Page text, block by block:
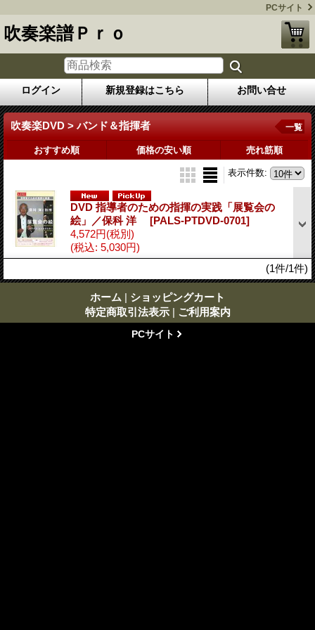
PCサイト
吹奏楽譜Ｐｒｏ
ログイン 新規登録はこちら お問い合せ
吹奏楽DVD > バンド＆指揮者 一覧
おすすめ順 価格の安い順 売れ筋順
表示件数:
DVD 指導者のための指揮の実践「展覧会の
絵」／保科 洋 [PALS-PTDVD-0701]
4,572円(税別)
(税込: 5,030円)
(1件/1件)
ホーム | ショッピングカート
特定商取引法表示 | ご利用案内
PCサイト